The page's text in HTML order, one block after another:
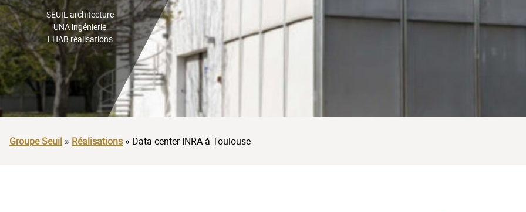
SEUIL architecture
UNA ingénierie
LHAB réalisations
Groupe Seuil » Réalisations » Data center INRA à Toulouse